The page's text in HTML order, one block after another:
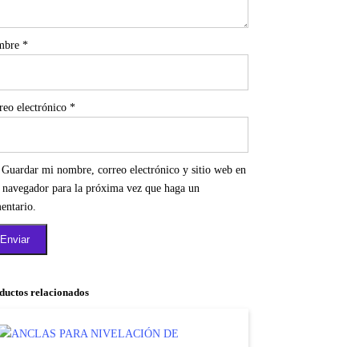
*
electrónico *
Guardar mi nombre, correo electrónico y sitio web en
navegador para la próxima vez que haga un
relacionados